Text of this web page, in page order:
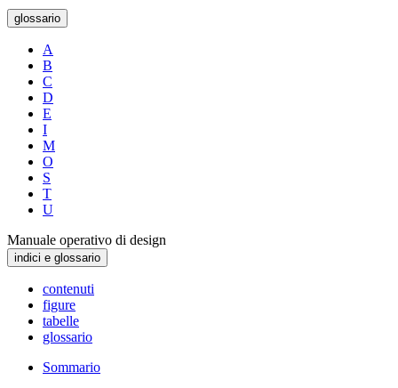
glossario
A
B
C
D
E
I
M
O
S
T
U
Manuale operativo di design
indici e glossario
contenuti
figure
tabelle
glossario
Sommario